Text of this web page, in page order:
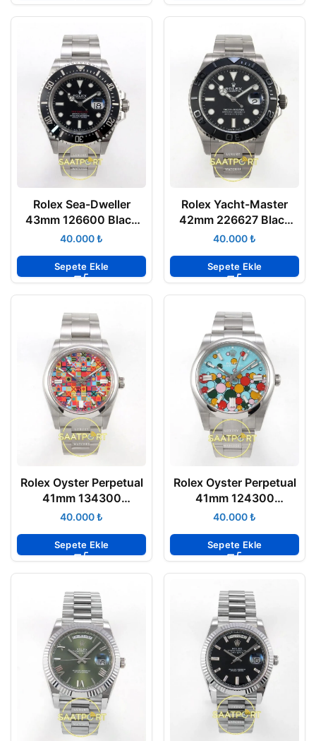
Rolex Sea-Dweller
43mm 126600 Black
904L Eta Saat
₺
Sepete Ekle
Rolex Yacht-Master
42mm 226627 Black
Titanium Eta Saat
₺
Sepete Ekle
Rolex Oyster Perpetual
41mm 134300
Multicolor VSF Factory
₺
Sepete Ekle
Rolex Oyster Perpetual
41mm 124300
Celebration VSF
₺
Sepete Ekle